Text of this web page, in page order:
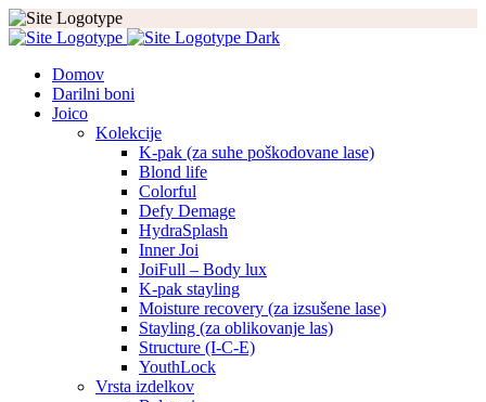
Domov
Darilni boni
Joico
Kolekcije
K-pak (za suhe poškodovane lase)
Blond life
Colorful
Defy Demage
HydraSplash
Inner Joi
JoiFull – Body lux
K-pak stayling
Moisture recovery (za izsušene lase)
Stayling (za oblikovanje las)
Structure (I-C-E)
YouthLock
Vrsta izdelkov